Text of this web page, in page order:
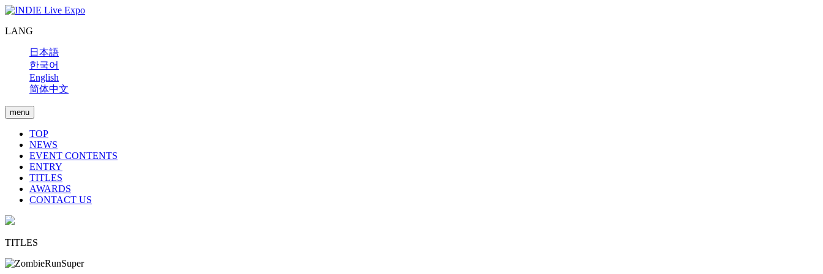
LANG
日本語
한국어
English
简体中文
menu
TOP
NEWS
EVENT CONTENTS
ENTRY
TITLES
AWARDS
CONTACT US
TITLES